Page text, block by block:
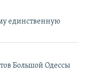
единственную
Большой Одессы